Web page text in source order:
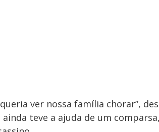
queria ver nossa família chorar”,
ainda teve a ajuda de um